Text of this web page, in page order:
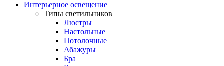
Интерьерное освещение
Типы светильников
Люстры
Настольные
Потолочные
Абажуры
Бра